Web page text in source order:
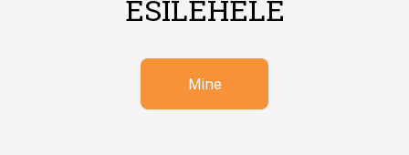
ESILEHELE
Mine